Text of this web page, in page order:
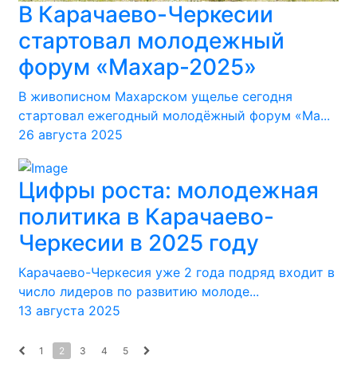
В Карачаево-Черкесии
стартовал молодежный
форум «Махар-2025»
В живописном Махарском ущелье сегодня
стартовал ежегодный молодёжный форум «Ма...
26 августа 2025
Цифры роста: молодежная
политика в Карачаево-
Черкесии в 2025 году
Карачаево-Черкесия уже 2 года подряд входит в
число лидеров по развитию молоде...
13 августа 2025
1 2 3 4 5